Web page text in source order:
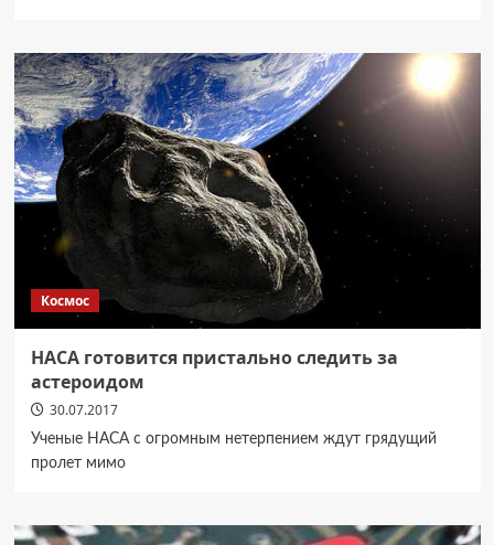
Космос
НАСА готовится пристально следить за
астероидом
30.07.2017
Ученые НАСА с огромным нетерпением ждут грядущий
пролет мимо